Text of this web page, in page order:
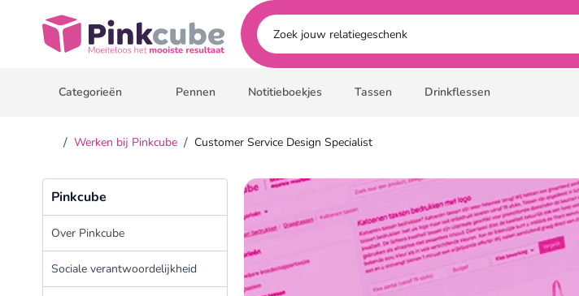
Pinkcube
Categorieën Pennen Notitieboekjes Tassen Drinkflessen
/ Werken bij Pinkcube / Customer Service Design Specialist
Pinkcube
Over Pinkcube
Sociale verantwoordelijkheid